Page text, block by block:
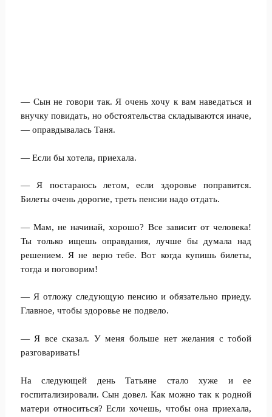
— Сын не говори так. Я очень хочу к вам наведаться и
внучку повидать, но обстоятельства складываются иначе,
— оправдывалась Таня.
— Если бы хотела, приехала.
— Я постараюсь летом, если здоровье поправится.
Билеты очень дорогие, треть пенсии надо отдать.
— Мам, не начинай, хорошо? Все зависит от человека!
Ты только ищешь оправдания, лучше бы думала над
решением. Я не верю тебе. Вот когда купишь билеты,
тогда и поговорим!
— Я отложу следующую пенсию и обязательно приеду.
Главное, чтобы здоровье не подвело.
— Я все сказал. У меня больше нет желания с тобой
разговаривать!
На следующей день Татьяне стало хуже и ее
госпитализировали. Сын довел. Как можно так к родной
матери относиться? Если хочешь, чтобы она приехала,